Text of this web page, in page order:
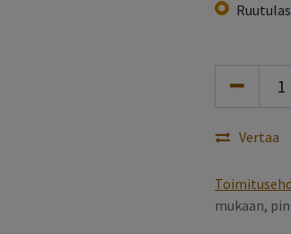
Vertaa
mukaan,